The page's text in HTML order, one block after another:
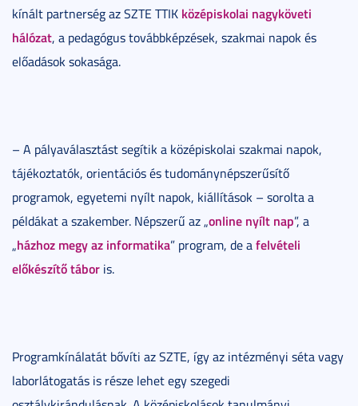
kínált partnerség az SZTE TTIK középiskolai nagyköveti
hálózat, a pedagógus továbbképzések, szakmai napok és
előadások sokasága.
– A pályaválasztást segítik a középiskolai szakmai napok,
tájékoztatók, orientációs és tudománynépszerűsítő
programok, egyetemi nyílt napok, kiállítások – sorolta a
példákat a szakember. Népszerű az „online nyílt nap”, a
„házhoz megy az informatika” program, de afelvételi
előkészítő tábor is.
Programkínálatát bővíti az SZTE, így az intézményi séta vagy
laborlátogatás is része lehet egy szegedi